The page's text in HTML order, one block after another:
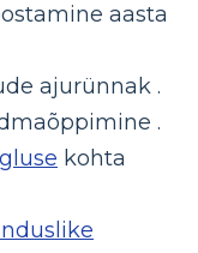
aasta
ajurünnak .
.
kohta